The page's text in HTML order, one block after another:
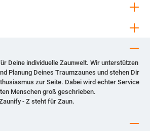
Deine individuelle Zaunwelt. Wir unterstützen
Planung Deines Traumzaunes und stehen Dir
zur Seite. Dabei wird echter Service
Menschen groß geschrieben.
- Z steht für Zaun.